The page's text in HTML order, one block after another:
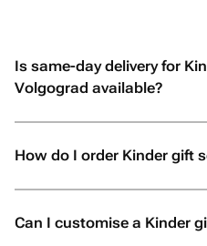
Is same-day delivery for
Volgograd available?
How do I order Kinder gift
Can I customise a Kinder